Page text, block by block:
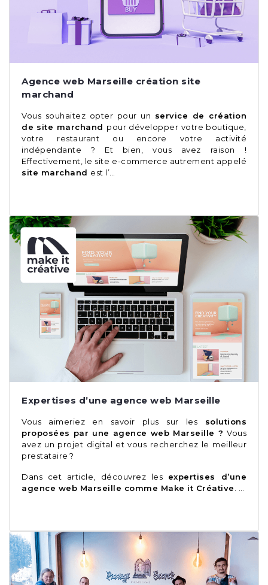
Agence web Marseille création site
marchand
Vous souhaitez opter pour un service de création
de site marchand pour développer votre boutique,
votre restaurant ou encore votre activité
indépendante ? Et bien, vous avez raison !
Effectivement, le site e-commerce autrement appelé
site marchand est l’…
Expertises d’une agence web Marseille
Vous aimeriez en savoir plus sur les solutions
proposées par une agence web Marseille ? Vous
avez un projet digital et vous recherchez le meilleur
prestataire ?
Dans cet article, découvrez les expertises d’une
agence web Marseille comme Make it Créative